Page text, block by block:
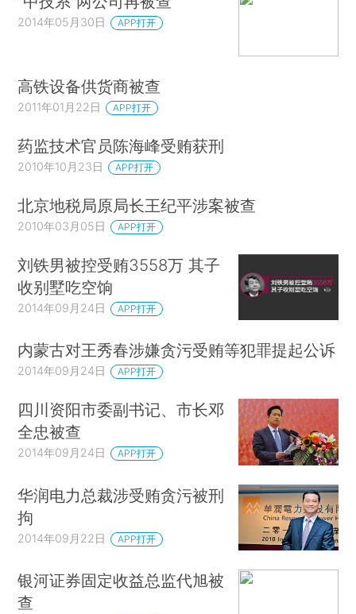
2014年05月30日 APP打开
高铁设备供货商被查
2011年01月22日 APP打开
药监技术官员陈海峰受贿获刑
2010年10月23日 APP打开
北京地税局原局长王纪平涉案被查
2010年03月05日 APP打开
刘铁男被控受贿3558万 其子
收别墅吃空饷
2014年09月24日 APP打开
内蒙古对王秀春涉嫌贪污受贿等犯罪提起公诉
2014年09月24日 APP打开
四川资阳市委副书记、市长邓
全忠被查
2014年09月24日 APP打开
华润电力总裁涉受贿贪污被刑
拘
2014年09月22日 APP打开
银河证券固定收益总监代旭被
查